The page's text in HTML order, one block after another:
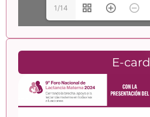
1/14
E-card